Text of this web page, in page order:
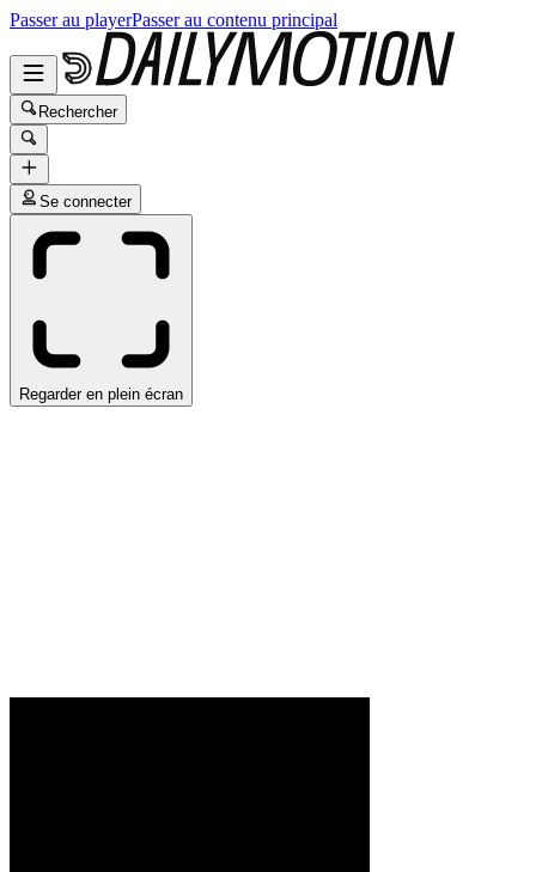
Passer au playerPasser au contenu principal
Rechercher
Se connecter
Regarder en plein écran